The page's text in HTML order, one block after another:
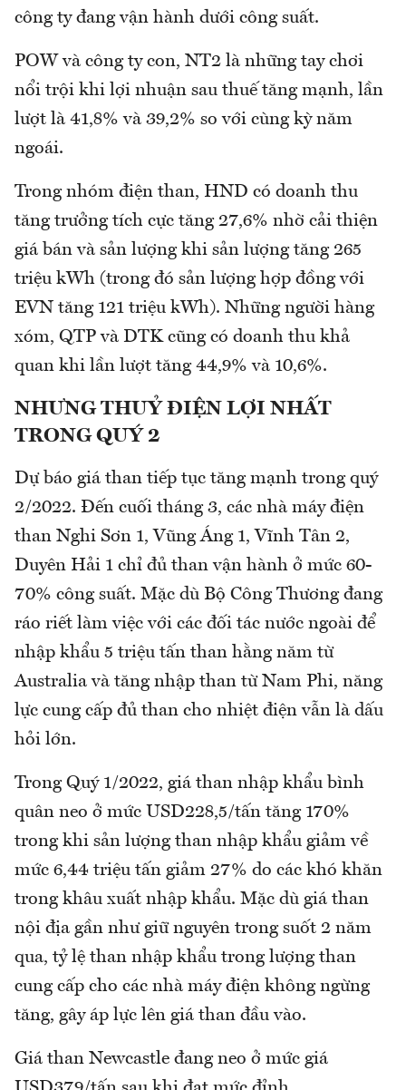
công ty đang vận hành dưới công suất.
POW và công ty con, NT2 là những tay chơi
nổi trội khi lợi nhuận sau thuế tăng mạnh, lần
lượt là 41,8% và 39,2% so với cùng kỳ năm
ngoái.
Trong nhóm điện than, HND có doanh thu
tăng trưởng tích cực tăng 27,6% nhờ cải thiện
giá bán và sản lượng khi sản lượng tăng 265
triệu kWh (trong đó sản lượng hợp đồng với
EVN tăng 121 triệu kWh). Những người hàng
xóm, QTP và DTK cũng có doanh thu khả
quan khi lần lượt tăng 44,9% và 10,6%.
NHƯNG THUỶ ĐIỆN LỢI NHẤT
TRONG QUÝ 2
Dự báo giá than tiếp tục tăng mạnh trong quý
2/2022. Đến cuối tháng 3, các nhà máy điện
than Nghi Sơn 1, Vũng Áng 1, Vĩnh Tân 2,
Duyên Hải 1 chỉ đủ than vận hành ở mức 60-
70% công suất. Mặc dù Bộ Công Thương đang
ráo riết làm việc với các đối tác nước ngoài để
nhập khẩu 5 triệu tấn than hằng năm từ
Australia và tăng nhập than từ Nam Phi, năng
lực cung cấp đủ than cho nhiệt điện vẫn là dấu
hỏi lớn.
Trong Quý 1/2022, giá than nhập khẩu bình
quân neo ở mức USD228,5/tấn tăng 170%
trong khi sản lượng than nhập khẩu giảm về
mức 6,44 triệu tấn giảm 27% do các khó khăn
trong khâu xuất nhập khẩu. Mặc dù giá than
nội địa gần như giữ nguyên trong suốt 2 năm
qua, tỷ lệ than nhập khẩu trong lượng than
cung cấp cho các nhà máy điện không ngừng
tăng, gây áp lực lên giá than đầu vào.
Giá than Newcastle đang neo ở mức giá